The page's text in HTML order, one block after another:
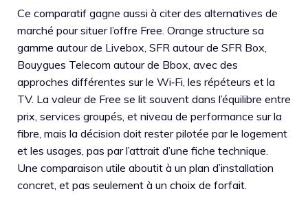
Ce comparatif gagne aussi à citer des alternatives de
marché pour situer l’offre Free. Orange structure sa
gamme autour de Livebox, SFR autour de SFR Box,
Bouygues Telecom autour de Bbox, avec des
approches différentes sur le Wi‑Fi, les répéteurs et la
TV. La valeur de Free se lit souvent dans l’équilibre entre
prix, services groupés, et niveau de performance sur la
fibre, mais la décision doit rester pilotée par le logement
et les usages, pas par l’attrait d’une fiche technique.
Une comparaison utile aboutit à un plan d’installation
concret, et pas seulement à un choix de forfait.